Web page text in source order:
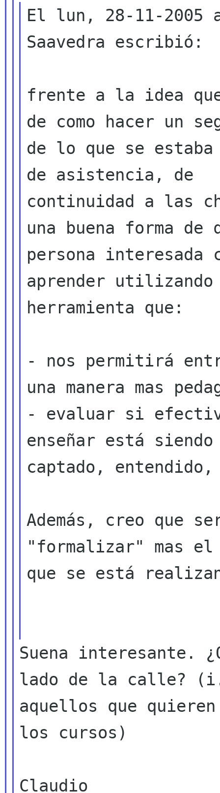
El lun, 28-11-2005
Saavedra escribió:
frente a la idea
de como hacer un
de lo que se
continuidad a las
una buena forma de
persona interesada
aprender utilizando
herramienta que:
- nos permitirá
una manera mas
- evaluar si
enseñar está siendo
captado,
Además, creo que
"formalizar" mas
que se está
Suena interesante.
lado de la calle?
aquellos que
los cursos)
Claudio